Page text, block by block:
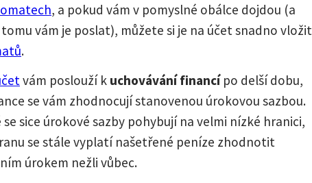
, a pokud vám v pomyslné obálce dojdou (a
vám je poslat), můžete si je na účet snadno vložit
.
vám poslouží k uchovávání financípo delší dobu,
se vám zhodnocují stanovenou úrokovou sazbou.
se sice úrokové sazby pohybují na velmi nízké hranici,
se stále vyplatí našetřené peníze zhodnotit
úrokem nežli vůbec.